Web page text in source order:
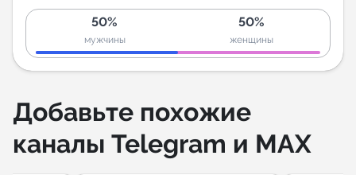
50%
мужчины
50%
женщины
Добавьте похожие
каналы Telegram и MAX